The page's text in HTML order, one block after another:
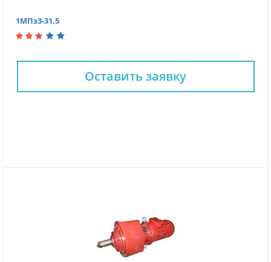
1МПз3-31,5
Оставить заявку